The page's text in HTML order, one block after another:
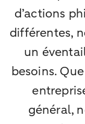
d’actions
différentes,
un
besoins.
général,